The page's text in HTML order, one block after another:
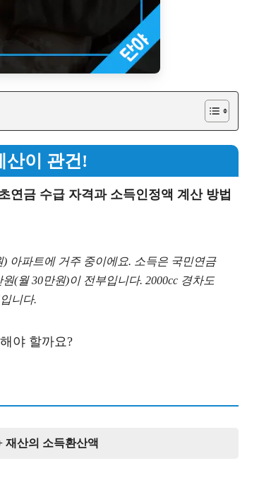
산이 관건!
연금 수급 자격과 소득인정액 계산 방법
아파트에 거주 중이에요. 소득은 국민연금
(월 30만원)이 전부입니다. 2000cc 경차도
니다.
야 할까요?
재산의 소득환산액